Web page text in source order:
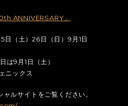
ANNIVERSARY」
日（土）26日（日）9月1日
9月1日（土）
ニックス
ルサイトをご覧ください。